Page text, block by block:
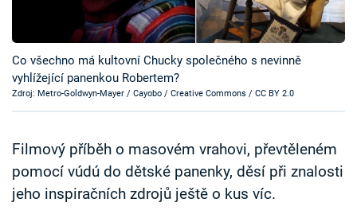
Sledujte prima+
Přihlášení
Co všechno má kultovní Chucky společného s nevinně
vyhlížející panenkou Robertem?
Zdroj: Metro-Goldwyn-Mayer / Cayobo / Creative Commons / CC BY 2.0
Filmový příběh o masovém vrahovi, převtěleném
pomocí vúdú do dětské panenky, děsí při znalosti
jeho inspiračních zdrojů ještě o kus víc.